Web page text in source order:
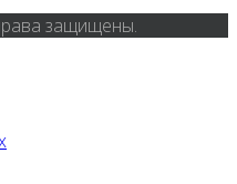
защищены.